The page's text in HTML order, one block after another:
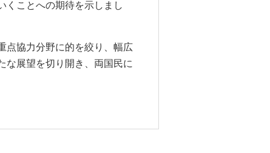
くことへの期待を示しまし
点協力分野に的を絞り、幅広
な展望を切り開き、両国民に